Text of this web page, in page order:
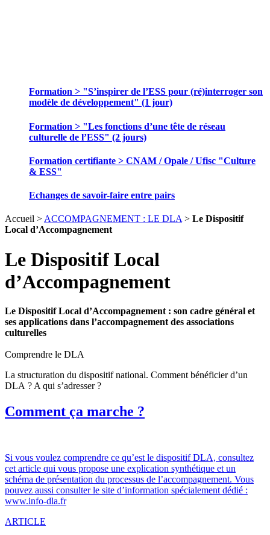
Formation > "S’inspirer de l’ESS pour (ré)interroger son
modèle de développement" (1 jour)
Formation > "Les fonctions d’une tête de réseau
culturelle de l’ESS" (2 jours)
Formation certifiante > CNAM / Opale / Ufisc "Culture
& ESS"
Echanges de savoir-faire entre pairs
Accueil >ACCOMPAGNEMENT : LE DLA> Le Dispositif
Local d’Accompagnement
Le Dispositif Local
d’Accompagnement
Le Dispositif Local d’Accompagnement : son cadre général et
ses applications dans l’accompagnement des associations
culturelles
Comprendre le DLA
La structuration du dispositif national. Comment bénéficier d’un
DLA ? A qui s’adresser ?
Comment ça marche ?
Si vous voulez comprendre ce qu’est le dispositif DLA, consultez
cet article qui vous propose une explication synthétique et un
schéma de présentation du processus de l’accompagnement. Vous
pouvez aussi consulter le site d’information spécialement dédié :
www.info-dla.fr
ARTICLE